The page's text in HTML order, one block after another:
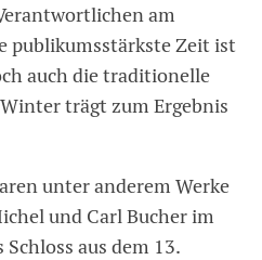
am
publikumsstärkste Zeit ist
auch die traditionelle
trägt zum Ergebnis
unter anderem Werke
und Carl Bucher im
Schloss aus dem 13.